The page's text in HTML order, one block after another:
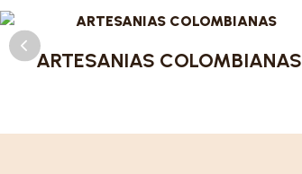
ARTESANIAS COLOMBIANAS